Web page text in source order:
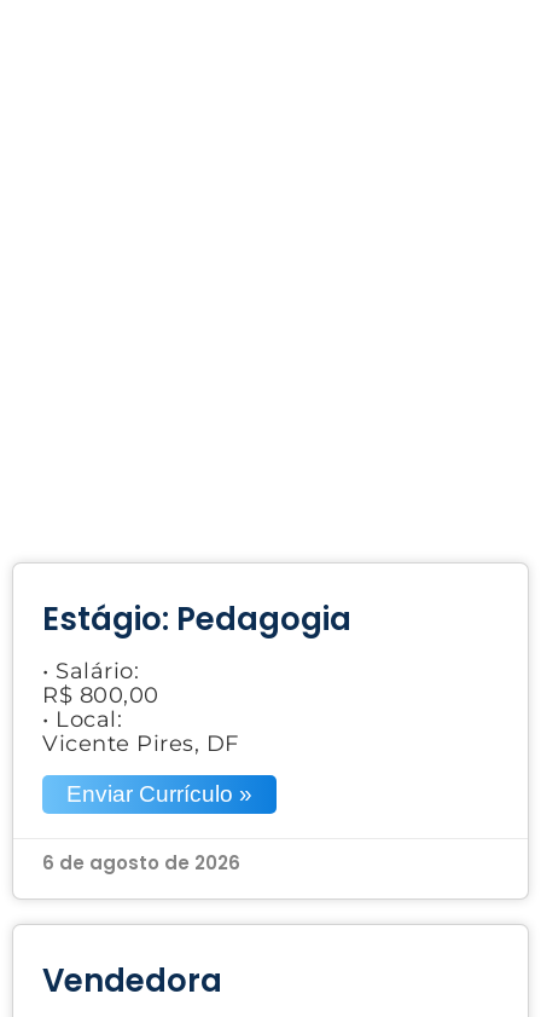
Estágio: Pedagogia
• Salário:
R$ 800,00
• Local:
Vicente Pires, DF
Enviar Currículo »
6 de agosto de 2026
Vendedora